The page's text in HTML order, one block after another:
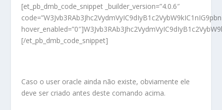
[et_pb_dmb_code_snippet _builder_version=”4.0.6″
[/et_pb_dmb_code_snippet]
Caso o user oracle ainda não existe, obviamente ele
deve ser criado antes deste comando acima.